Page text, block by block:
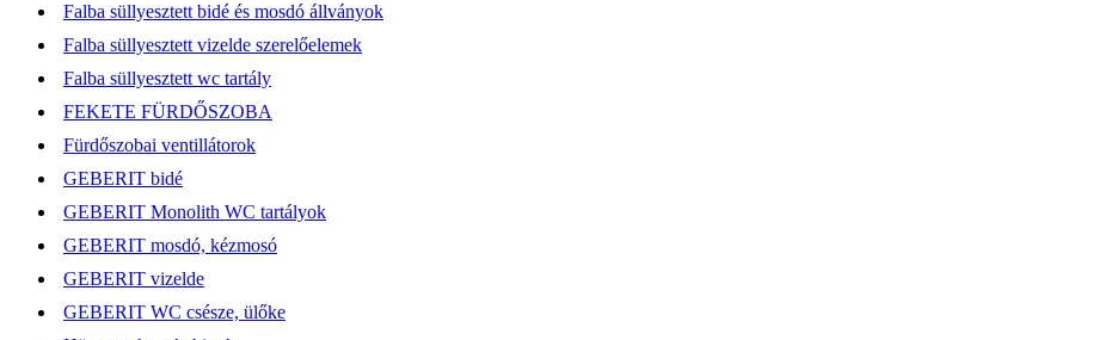
Falba süllyesztett bidé és mosdó állványok
Falba süllyesztett vizelde szerelőelemek
Falba süllyesztett wc tartály
FEKETE FÜRDŐSZOBA
Fürdőszobai ventillátorok
GEBERIT bidé
GEBERIT Monolith WC tartályok
GEBERIT mosdó, kézmosó
GEBERIT vizelde
GEBERIT WC csésze, ülőke